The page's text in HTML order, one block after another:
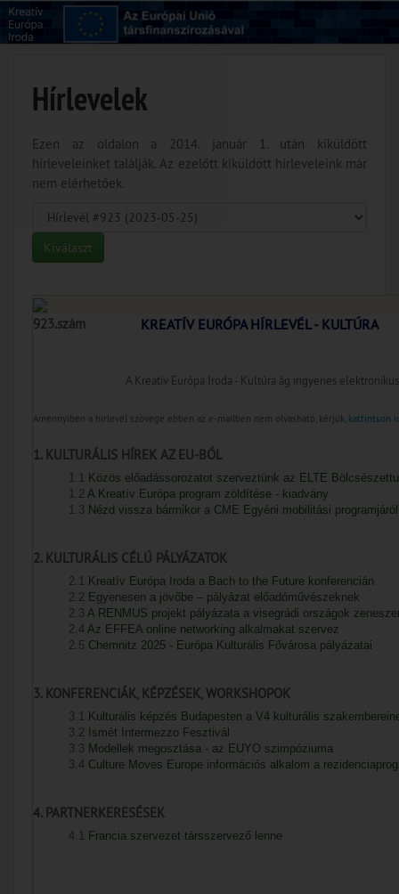
Hírlevelek
Ezen az oldalon a 2014. január 1. után kiküldött
hírleveleinket találják. Az ezelőtt kiküldött hírleveleink már
nem elérhetőek.
923.szám KREATÍV EURÓPA HÍRLEVÉL - KULTÚRA
A Kreatív Európa Iroda - Kultúra ág ingyenes
Amennyiben a hírlevél szövege ebben az e-mailben nem olvasható, kérjük, kattintson
1. KULTURÁLIS HÍREK AZ EU-BÓL
1.1 Közös előadássorozatot szerveztünk az ELTE
1.2 A Kreatív Európa program zöldítése - kiadvány
1.3 Nézd vissza bármikor a CME Egyéni mobilitási
2. KULTURÁLIS CÉLÚ PÁLYÁZATOK
2.1 Kreatív Európa Iroda a Bach to the Future konferencián
2.2 Egyenesen a jövőbe – pályázat előadóművészeknek
2.3 A RENMUS projekt pályázata a visegrádi országok
2.4 Az EFFEA online networking alkalmakat szervez
2.5 Chemnitz 2025 - Európa Kulturális Fővárosa pályázatai
3. KONFERENCIÁK, KÉPZÉSEK, WORKSHOPOK
3.1 Kulturális képzés Budapesten a V4 kulturális
3.2
Ismét Intermezzo Fesztivál
3.3 Modellek megosztása - az EUYO szimpóziuma
3.4 Culture Moves Europe információs alkalom a
4. PARTNERKERESÉSEK
4.1 Francia szervezet társszervező lenne